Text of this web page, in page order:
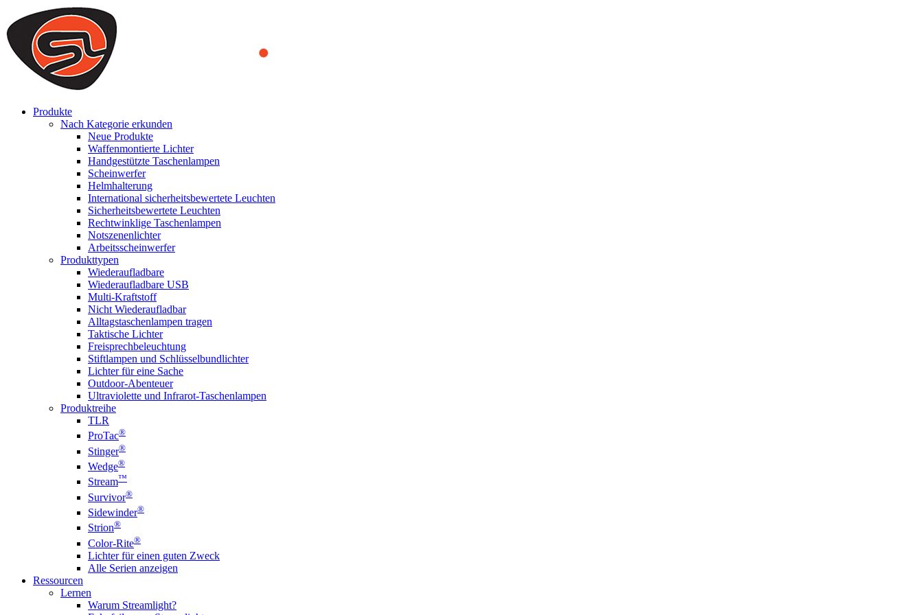
We use cookies to ensure that we provide you the best experience on our website. By continuing to browse this website, you accept that cookies are used to help us analyze how the website is used and to offer
you a better experience. To learn more or to find out how you can disable cookies, you can access our
ACCEPT AND CLOSE
Produkte
Nach Kategorie erkunden
Neue Produkte
Waffenmontierte Lichter
Handgestützte Taschenlampen
Scheinwerfer
Helmhalterung
International sicherheitsbewertete Leuchten
Sicherheitsbewertete Leuchten
Rechtwinklige Taschenlampen
Notszenenlichter
Arbeitsscheinwerfer
Produkttypen
Wiederaufladbare
Wiederaufladbare USB
Multi-Kraftstoff
Nicht Wiederaufladbar
Alltagstaschenlampen tragen
Taktische Lichter
Freisprechbeleuchtung
Stiftlampen und Schlüsselbundlichter
Lichter für eine Sache
Outdoor-Abenteuer
Ultraviolette und Infrarot-Taschenlampen
Produktreihe
TLR
ProTac®
Stinger®
Wedge®
Stream™
Survivor®
Sidewinder®
Strion®
Color-Rite®
Lichter für einen guten Zweck
Alle Serien anzeigen
Ressourcen
Lernen
Warum Streamlight?